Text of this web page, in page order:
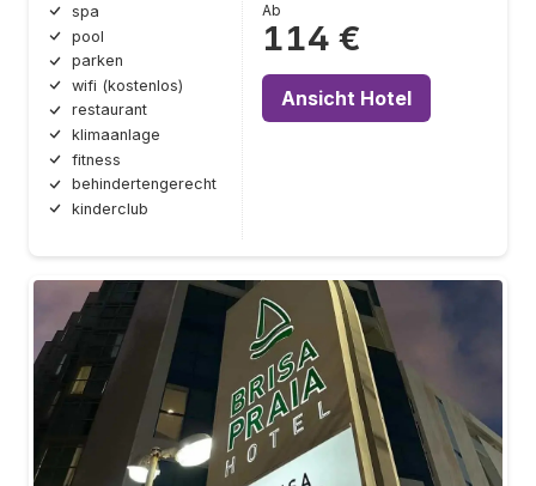
spa
pool
parken
wifi (kostenlos)
restaurant
klimaanlage
fitness
behindertengerecht
kinderclub
Ab
114 €
Ansicht Hotel